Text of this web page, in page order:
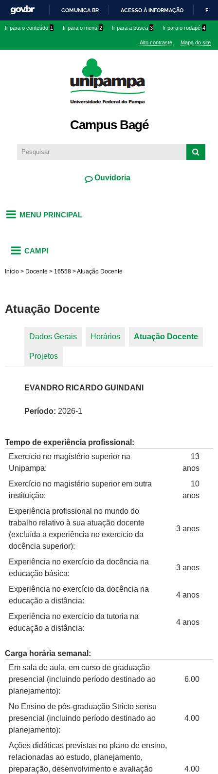
conteúdo
IR
O
COMUNICA BR ACESSO À INFORMAÇÃO
Ir para o conteúdo 1 Ir para o menu 2 Ir para a busca 3 Ir para o rodapé 4
Alto contraste Mapa do site
Campus Bagé
Ouvidoria
MENU PRINCIPAL
CAMPI
Início > Docente > 16558 >Atuação Docente
Atuação Docente
Dados Gerais Horários Atuação Docente
Projetos
EVANDRO RICARDO GUINDANI
Período: 2026-1
Tempo de experiência profissional:
Exercício no magistério superior na
Unipampa:
13
anos
Exercício no magistério superior em outra
instituição:
10
anos
Experiência profissional no mundo do
trabalho relativo à sua atuação docente
(excluída a experiência no exercício da
docência superior):
3 anos
Experiência no exercício da docência na
educação básica:
3 anos
Experiência no exercício da docência na
educação a distância:
4 anos
Experiência no exercício da tutoria na
educação a distância:
4 anos
Carga horária semanal:
Em sala de aula, em curso de graduação
presencial (incluindo período destinado ao
planejamento):
6.00
No Ensino de pós-graduação Stricto sensu
presencial (incluindo período destinado ao
planejamento):
4.00
Ações didáticas previstas no plano de ensino,
relacionadas ao estudo, planejamento,
preparação, desenvolvimento e avaliação
4.00